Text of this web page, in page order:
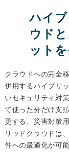
ハイ
ウド
ット
クラウドへの完全
併用するハイブリ
いセキュリティ対
て使った分だけ支
更する、災害対策
リッドクラウドは
件への最適化が可